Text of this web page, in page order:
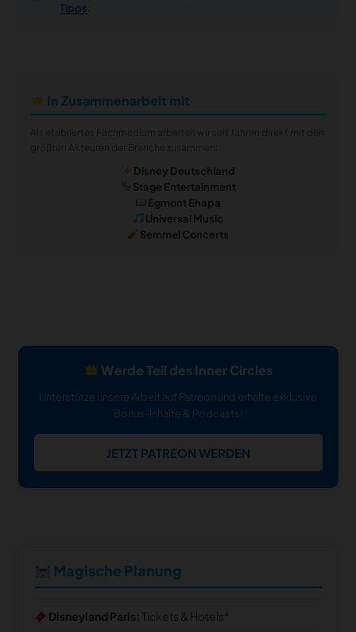
Tipps
In Zusammenarbeit mit
Disney Deutschland
Stage Entertainment
Egmont Ehapa
Universal Music
Semmel Concerts
Werde Teil des Inner Circles
Unterstütze unsere Arbeit auf Patreon und erhalte exklusive
Bonus-Inhalte & Podcasts!
JETZT PATREON WERDEN
Magische Planung
Disneyland Paris: Tickets & Hotels